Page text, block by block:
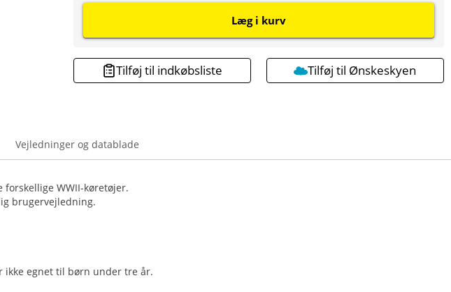
Læg i kurv
Tilføj til indkøbsliste Tilføj til Ønskeskyen
Vejledninger og datablade
forskellige WWII-køretøjer.
brugervejledning.
ikke egnet til børn under tre år.